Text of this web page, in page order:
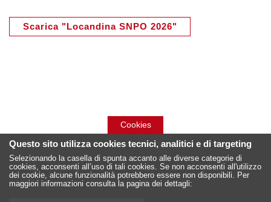
Scarica "Locandina SNPO 2026"
Cookies
Questo sito utilizza cookies tecnici, analitici e di targeting
Selezionando la casella di spunta accanto alle diverse categorie di
cookies, acconsenti all’uso di tali cookies. Se non acconsenti all'utilizzo
dei cookie, alcune funzionalità potrebbero essere non disponibili. Per
maggiori informazioni consulta la pagina dei dettagli: